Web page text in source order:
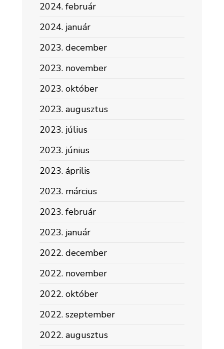
2024. február
2024. január
2023. december
2023. november
2023. október
2023. augusztus
2023. július
2023. június
2023. április
2023. március
2023. február
2023. január
2022. december
2022. november
2022. október
2022. szeptember
2022. augusztus